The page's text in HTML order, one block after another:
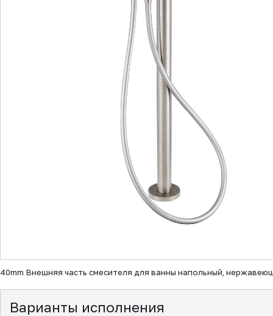
▼
40mm Внешняя часть смесителя для ванны напольный,
Варианты исполнения